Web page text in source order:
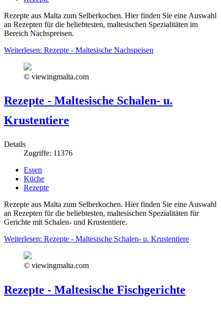
Rezepte aus Malta zum Selberkochen. Hier finden Sie eine Auswahl
an Rezepten für die beliebtesten, maltesischen Spezialitäten im
Bereich Nachspreisen.
Weiterlesen: Rezepte - Maltesische Nachspeisen
© viewingmalta.com
Rezepte - Maltesische Schalen- u.
Krustentiere
Details
Zugriffe: 11376
Essen
Küche
Rezepte
Rezepte aus Malta zum Selberkochen. Hier finden Sie eine Auswahl
an Rezepten für die beliebtesten, maltesischen Spezialitäten für
Gerichte mit Schalen- und Krustentiere.
Weiterlesen: Rezepte - Maltesische Schalen- u. Krustentiere
© viewingmalta.com
Rezepte - Maltesische Fischgerichte